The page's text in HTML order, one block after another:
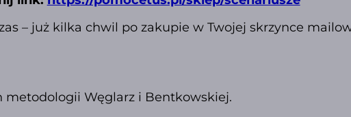
– już kilka chwil po zakupie w Twojej skrzynce
metodologii Węglarz i Bentkowskiej.